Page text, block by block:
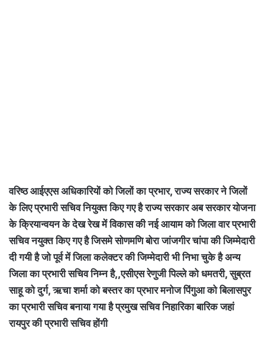
वरिष्ठ आईएएस अधिकारियों को जिलों का प्रभार, राज्य सरकार ने जिलों
के लिए प्रभारी सचिव नियुक्त किए गए है राज्य सरकार अब सरकार योजना
के क्रियान्वयन के देख रेख में विकास की नई आयाम को जिला वार प्रभारी
सचिव नयुक्त किए गए है जिसमे सोणमणि बोरा जांजगीर चांपा की जिम्मेदारी
दी गयी है जो पूर्व में जिला कलेक्टर की जिम्मेदारी भी निभा चुके है अन्य
जिला का प्रभारी सचिव निम्न है,,एसीएस रेणुजी पिल्ले को धमतरी, सुब्रत
साहू को दुर्ग, ऋचा शर्मा को बस्तर का प्रभार मनोज पिंगुआ को बिलासपुर
का प्रभारी सचिव बनाया गया है प्रमुख सचिव निहारिका बारिक जहां
रायपुर की प्रभारी सचिव होंगी